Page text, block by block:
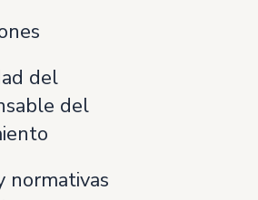
del
del
normativas